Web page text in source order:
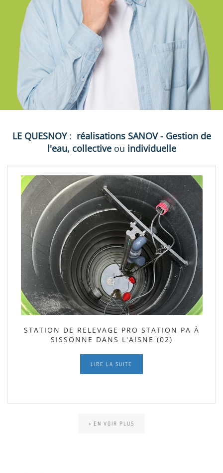
LE QUESNOY : réalisations SANOV - Gestion de
l'eau, collective ou individuelle
STATION DE RELEVAGE PRO STATION PA À
SISSONNE DANS L'AISNE (02)
LIRE LA SUITE
> EN VOIR PLUS